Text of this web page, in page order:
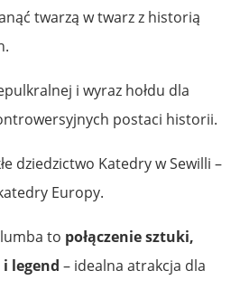
twarzą w twarz z historią
i wyraz hołdu dla
postaci historii.
dziedzictwo Katedry w Sewilli –
Europy.
to połączenie sztuki,
legend – idealna atrakcja dla